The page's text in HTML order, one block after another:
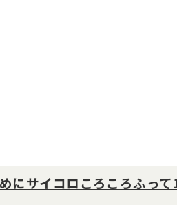
にサイコロころころふっ